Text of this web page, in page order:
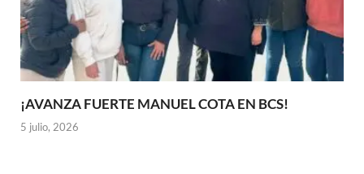
¡AVANZA FUERTE MANUEL COTA EN BCS!
5 julio, 2026